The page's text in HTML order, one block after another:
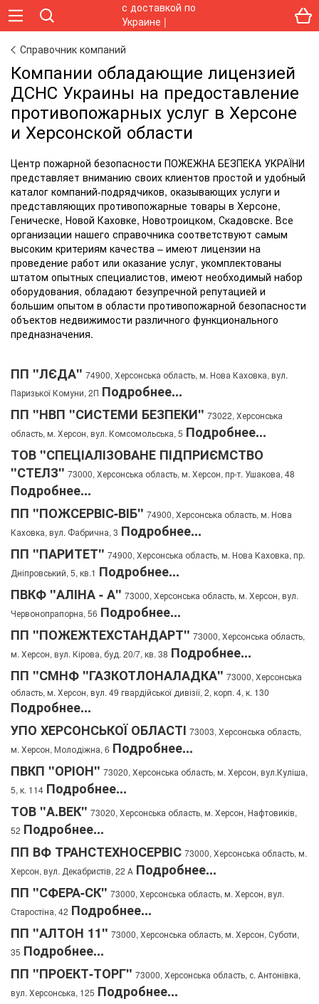
Справочник компаний
Компании обладающие лицензией
ДСНС Украины на предоставление
противопожарных услуг в Херсоне
и Херсонской области
Центр пожарной безопасности ПОЖЕЖНА БЕЗПЕКА УКРАЇНИ
представляет вниманию своих клиентов простой и удобный
каталог компаний-подрядчиков, оказывающих услуги и
представляющих противопожарные товары в Херсоне,
Геническе, Новой Каховке, Новотроицком, Скадовске. Все
организации нашего справочника соответствуют самым
высоким критериям качества – имеют лицензии на
проведение работ или оказание услуг, укомплектованы
штатом опытных специалистов, имеют необходимый набор
оборудования, обладают безупречной репутацией и
большим опытом в области противопожарной безопасности
объектов недвижимости различного функционального
предназначения.
ПП "ЛЄДА" 74900, Херсонська область, м. Нова Каховка, вул.
Паризької Комуни, 2П Подробнее...
ПП "НВП "СИСТЕМИ БЕЗПЕКИ" 73022, Херсонська
область, м. Херсон, вул. Комсомольська, 5 Подробнее...
ТОВ "СПЕЦІАЛІЗОВАНЕ ПІДПРИЄМСТВО
"СТЕЛЗ" 73000, Херсонська область, м. Херсон, пр-т. Ушакова, 48
Подробнее...
ПП "ПОЖСЕРВІС-ВІБ" 74900, Херсонська область, м. Нова
Каховка, вул. Фабрична, 3 Подробнее...
ПП "ПАРИТЕТ" 74900, Херсонська область, м. Нова Каховка, пр.
Дніпровський, 5, кв.1 Подробнее...
ПВКФ "АЛІНА - А" 73000, Херсонська область, м. Херсон, вул.
Червонопрапорна, 56 Подробнее...
ПП "ПОЖЕЖТЕХСТАНДАРТ" 73000, Херсонська область,
м. Херсон, вул. Кірова, буд. 20/7, кв. 38 Подробнее...
ПП "СМНФ "ГАЗКОТЛОНАЛАДКА" 73000, Херсонська
область, м. Херсон, вул. 49 гвардійської дивізії, 2, корп. 4, к. 130
Подробнее...
УПО ХЕРСОНСЬКОЇ ОБЛАСТІ 73003, Херсонська область,
м. Херсон, Молодіжна, 6 Подробнее...
ПВКП "ОРІОН" 73020, Херсонська область, м. Херсон, вул.Куліша,
5, к. 114 Подробнее...
ТОВ "А.ВЕК" 73020, Херсонська область, м. Херсон, Нафтовиків,
52 Подробнее...
ПП ВФ ТРАНСТЕХНОСЕРВІС 73000, Херсонська область, м.
Херсон, вул. Декабристів, 22 А Подробнее...
ПП "СФЕРА-СК" 73000, Херсонська область, м. Херсон, вул.
Старостіна, 42 Подробнее...
ПП "АЛТОН 11" 73000, Херсонська область, м. Херсон, Суботи,
35 Подробнее...
ПП "ПРОЕКТ-ТОРГ" 73000, Херсонська область, с. Антонівка,
вул. Херсонська, 125 Подробнее...